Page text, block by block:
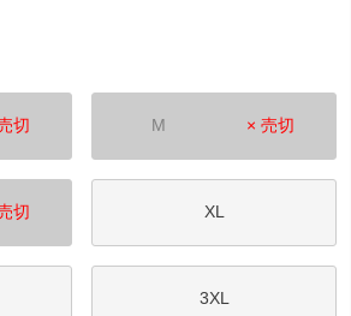
切 M × 売切
切 XL
3XL